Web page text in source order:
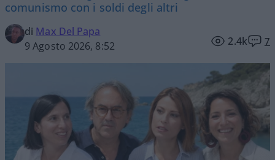
comunismo con i soldi degli altri
di Max Del Papa
9 Agosto 2026, 8:52
2.4k 7